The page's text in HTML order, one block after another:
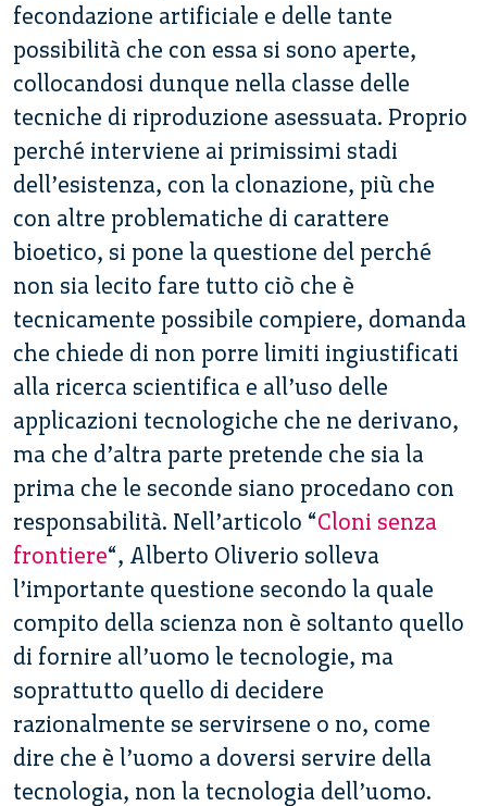
fecondazione artificiale e delle tante
possibilità che con essa si sono aperte,
collocandosi dunque nella classe delle
tecniche di riproduzione asessuata. Proprio
perché interviene ai primissimi stadi
dell’esistenza, con la clonazione, più che
con altre problematiche di carattere
bioetico, si pone la questione del perché
non sia lecito fare tutto ciò che è
tecnicamente possibile compiere, domanda
che chiede di non porre limiti ingiustificati
alla ricerca scientifica e all’uso delle
applicazioni tecnologiche che ne derivano,
ma che d’altra parte pretende che sia la
prima che le seconde siano procedano con
responsabilità. Nell’articolo “Cloni senza
frontiere“, Alberto Oliverio solleva
l’importante questione secondo la quale
compito della scienza non è soltanto quello
di fornire all’uomo le tecnologie, ma
soprattutto quello di decidere
razionalmente se servirsene o no, come
dire che è l’uomo a doversi servire della
tecnologia, non la tecnologia dell’uomo.